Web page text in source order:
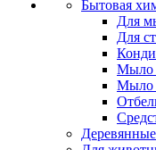
Бытовая
Для
Для
Мыло
Мыло